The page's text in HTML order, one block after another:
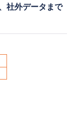
社外データまで